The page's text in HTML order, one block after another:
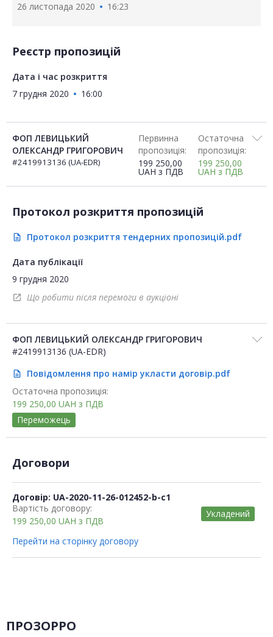
26 листопада 2020
16:23
Реєстр пропозицій
Дата і час розкриття
7 грудня 2020
16:00
ФОП ЛЕВИЦЬКИЙ
ОЛЕКСАНДР ГРИГОРОВИЧ
#2419913136 (UA-EDR)
Первинна
пропозиція:
199 250,00
UAH з ПДВ
Остаточна
пропозиція:
199 250,00
UAH з ПДВ
Протокол розкриття пропозицій
description Протокол розкриття тендерних пропозицій.pdf
Дата публікації
9 грудня 2020
open_in_new Що робити після перемоги в аукціоні
ФОП ЛЕВИЦЬКИЙ ОЛЕКСАНДР ГРИГОРОВИЧ
#2419913136 (UA-EDR)
description
Повідомлення про намір укласти договір.pdf
Остаточна пропозиція:
199 250,00 UAH з ПДВ
Переможець
Договори
Договір: UA-2020-11-26-012452-b-c1
Вартість договору:
199 250,00 UAH з ПДВ
Укладений
Перейти на сторінку договору
ПРОЗОРРО